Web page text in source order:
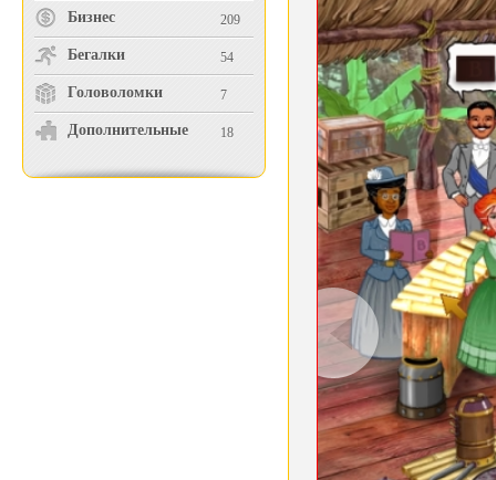
Бизнес 209
Бегалки 54
Головоломки 7
Дополнительные 18